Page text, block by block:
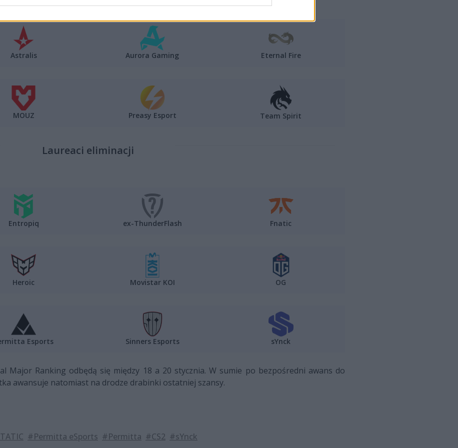
Astralis Aurora Gaming Eternal Fire
MOUZ Preasy Esport Team Spirit
Laureaci eliminacji
Entropiq ex-ThunderFlash Fnatic
Heroic Movistar KOI OG
Esports Sinners Esports sYnck
Major Ranking odbędą się między 18 a 20 stycznia. W sumie po bezpośredni awans do
awansuje natomiast na drodze drabinki ostatniej szansy.
#Permitta eSports #Permitta #CS2 #sYnck